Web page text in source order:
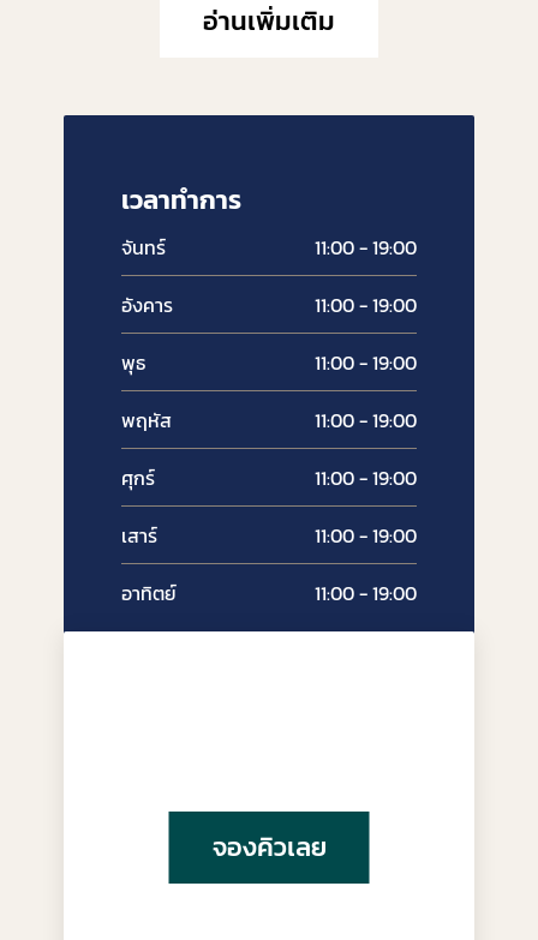
อ่านเพิ่มเติม
เวลาทำการ
จันทร์
11:00 - 19:00
อังคาร
11:00 - 19:00
พุธ
11:00 - 19:00
พฤหัส
11:00 - 19:00
ศุกร์
11:00 - 19:00
เสาร์
11:00 - 19:00
อาทิตย์
11:00 - 19:00
จองคิวเลย